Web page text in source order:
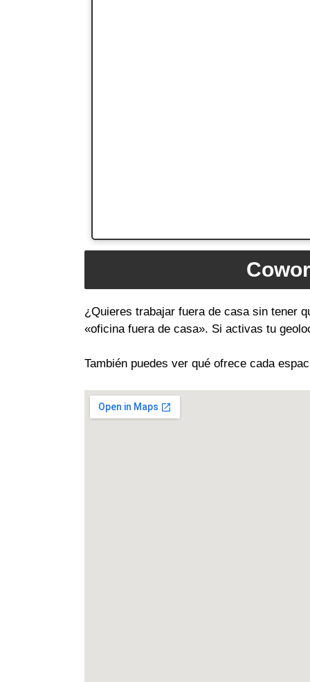
¿Quieres trabajar fuera de casa sin tener
«oficina fuera de casa». Si activas tu
También puedes ver qué ofrece cada